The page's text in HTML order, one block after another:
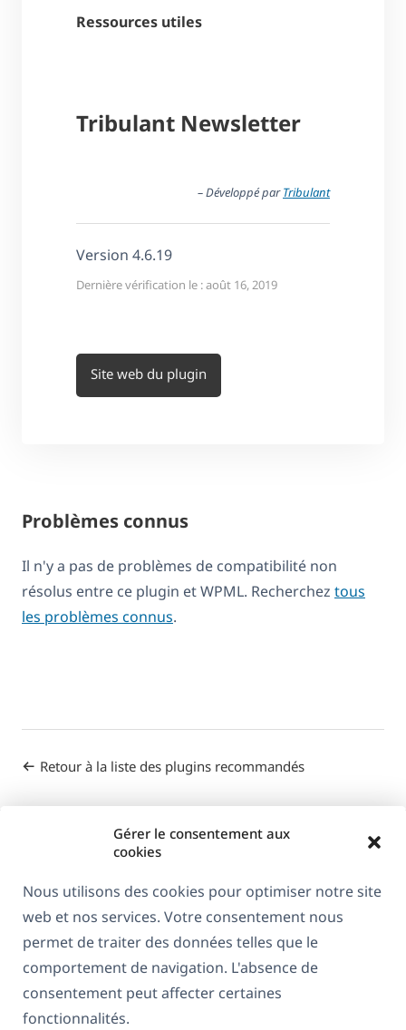
Gérer le consentement aux
cookies
Nous utilisons des cookies pour optimiser notre site
web et nos services. Votre consentement nous
permet de traiter des données telles que le
comportement de navigation. L'absence de
consentement peut affecter certaines
fonctionnalités.
Ressources utiles
Tribulant Newsletter
– Développé parTribulant
Version 4.6.19
Dernière vérification le : août 16, 2019
Site web du plugin
Problèmes connus
Il n'y a pas de problèmes de compatibilité non
résolus entre ce plugin et WPML. Recherchez tous
les problèmes connus.
Retour à la liste des plugins recommandés
RGPD & Politique de confidentialité
Rejoignez notre équipe